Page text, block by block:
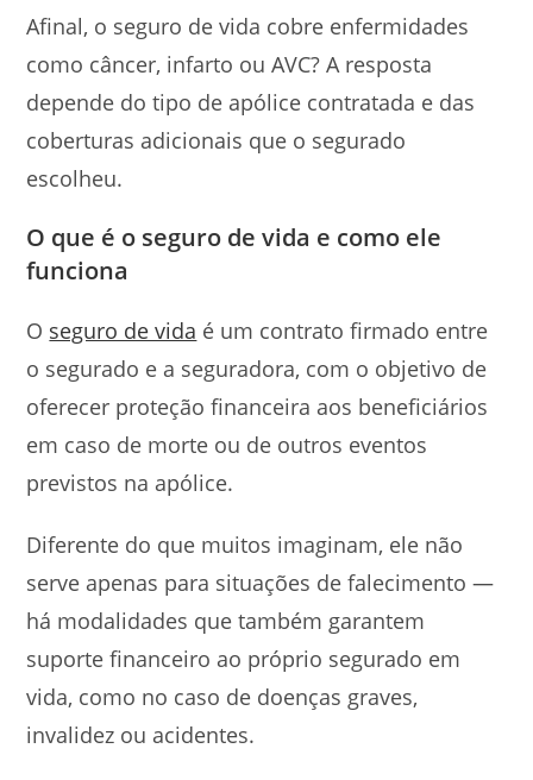
Afinal, o seguro de vida cobre enfermidades
como câncer, infarto ou AVC? A resposta
depende do tipo de apólice contratada e das
coberturas adicionais que o segurado
escolheu.
O que é o seguro de vida e como ele
funciona
O seguro de vida é um contrato firmado entre
o segurado e a seguradora, com o objetivo de
oferecer proteção financeira aos beneficiários
em caso de morte ou de outros eventos
previstos na apólice.
Diferente do que muitos imaginam, ele não
serve apenas para situações de falecimento —
há modalidades que também garantem
suporte financeiro ao próprio segurado em
vida, como no caso de doenças graves,
invalidez ou acidentes.